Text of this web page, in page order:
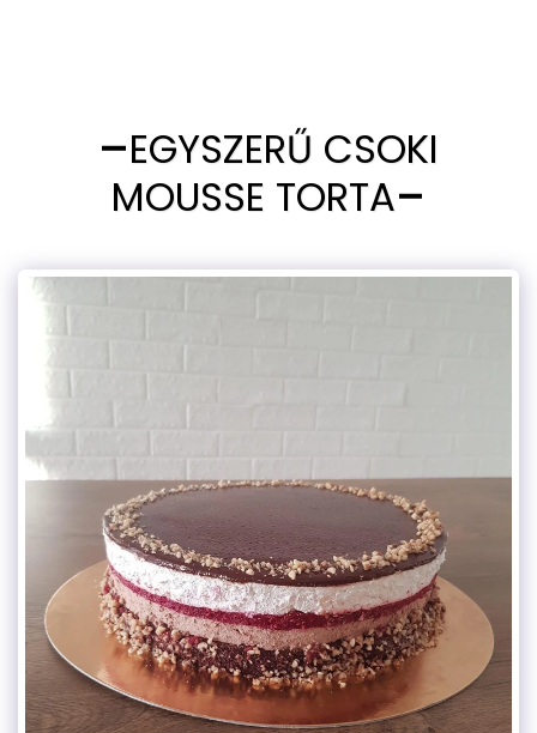
EGYSZERŰ CSOKI
MOUSSE TORTA